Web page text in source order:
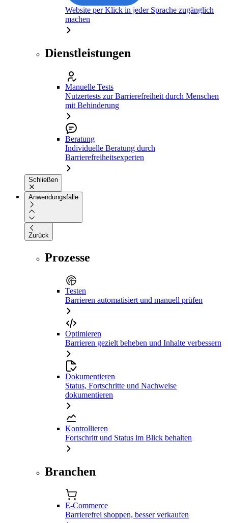
Website per Klick in jeder Sprache zugänglich
machen
Dienstleistungen
Manuelle Tests
Nutzertests zur Barrierefreiheit durch Menschen
mit Behinderung
Beratung
Individuelle Beratung durch
Barrierefreiheitsexperten
Schließen
Anwendungsfälle
Zurück
Prozesse
Testen
Barrieren automatisiert und manuell prüfen
Optimieren
Barrieren gezielt beheben und Inhalte verbessern
Dokumentieren
Status, Fortschritte und Nachweise
dokumentieren
Kontrollieren
Fortschritt und Status im Blick behalten
Branchen
E-Commerce
Barrierefrei shoppen, besser verkaufen